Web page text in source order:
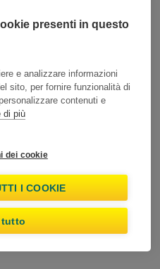
presenti in questo
e analizzare informazioni
sito, per fornire funzionalità di
contenuti e
di più
dei cookie
I COOKIE
tutto